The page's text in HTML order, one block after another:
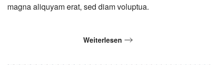
magna aliquyam erat, sed diam voluptua.
Weiterlesen